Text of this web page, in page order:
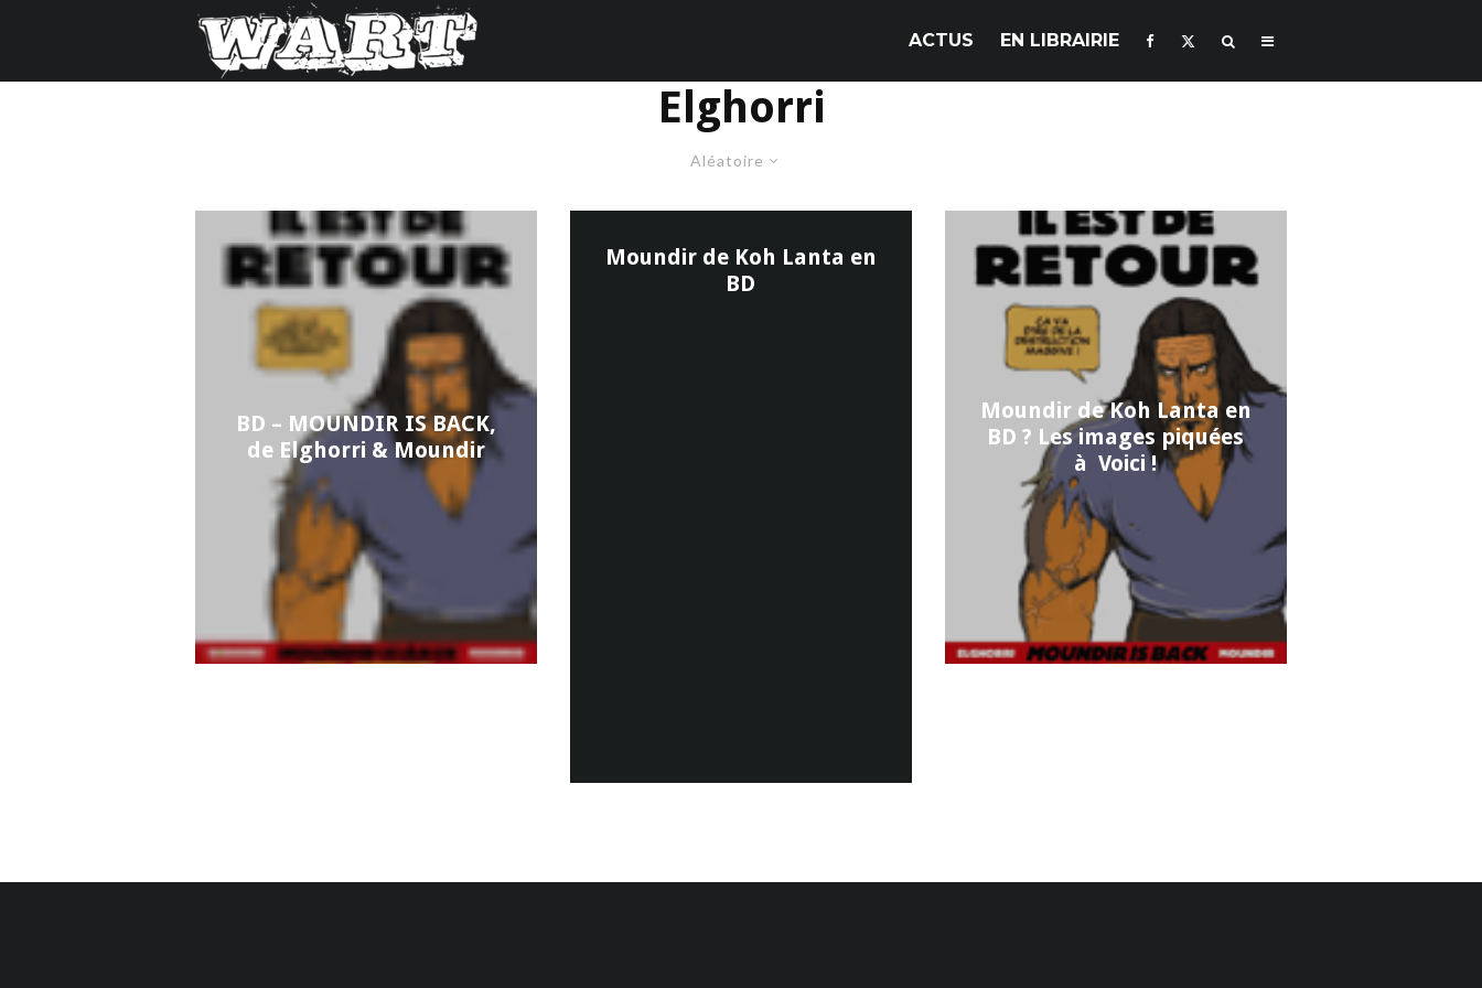
ACTUS EN LIBRAIRIE
Elghorri
Aléatoire
BD – MOUNDIR IS BACK,
de Elghorri & Moundir
Moundir de Koh Lanta en
BD
Moundir de Koh Lanta en
BD ? Les images piquées
à Voici !